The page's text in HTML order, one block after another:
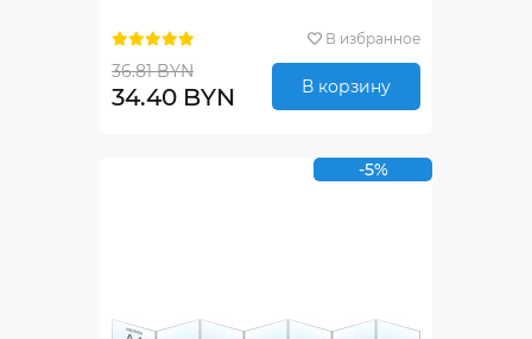
В избранное
36.81 BYN
34.40 BYN В корзину
-5%